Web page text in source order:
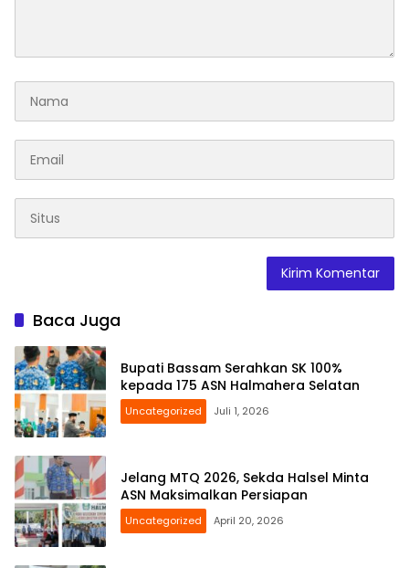
Baca Juga
Bupati Bassam Serahkan SK 100%
kepada 175 ASN Halmahera Selatan
Uncategorized Juli 1, 2026
Jelang MTQ 2026, Sekda Halsel Minta
ASN Maksimalkan Persiapan
Uncategorized April 20, 2026